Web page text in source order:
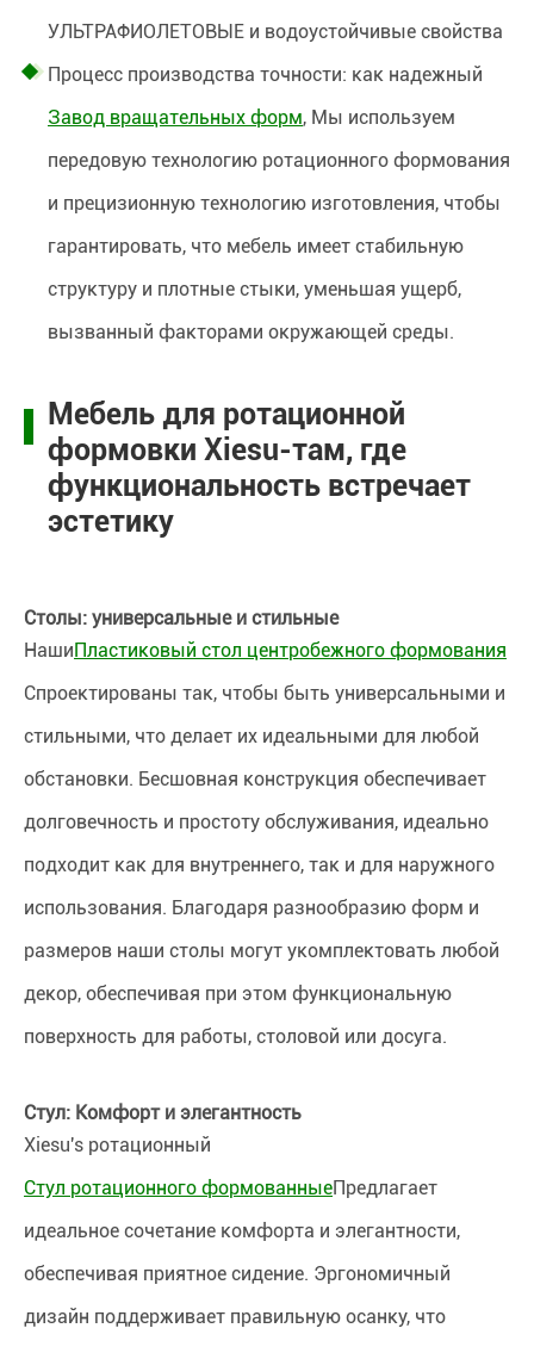
УЛЬТРАФИОЛЕТОВЫЕ и водоустойчивые свойства
Процесс производства точности: как надежный
Завод вращательных форм, Мы используем
передовую технологию ротационного формования
и прецизионную технологию изготовления, чтобы
гарантировать, что мебель имеет стабильную
структуру и плотные стыки, уменьшая ущерб,
вызванный факторами окружающей среды.
Мебель для ротационной
формовки Xiesu-там, где
функциональность встречает
эстетику
Столы: универсальные и стильные
НашиПластиковый стол центробежного формования
Спроектированы так, чтобы быть универсальными и
стильными, что делает их идеальными для любой
обстановки. Бесшовная конструкция обеспечивает
долговечность и простоту обслуживания, идеально
подходит как для внутреннего, так и для наружного
использования. Благодаря разнообразию форм и
размеров наши столы могут укомплектовать любой
декор, обеспечивая при этом функциональную
поверхность для работы, столовой или досуга.
Стул: Комфорт и элегантность
Xiesu's ротационный
Стул ротационного формованныеПредлагает
идеальное сочетание комфорта и элегантности,
обеспечивая приятное сидение. Эргономичный
дизайн поддерживает правильную осанку, что